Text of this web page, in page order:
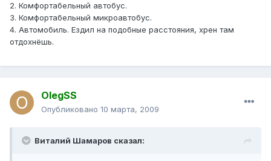
2. Комфортабельный автобус.
3. Комфортабельный микроавтобус.
4. Автомобиль. Ездил на подобные расстояния, хрен там
отдохнёшь.
OlegSS
Опубликовано 10 марта, 2009
Виталий Шамаров сказал: